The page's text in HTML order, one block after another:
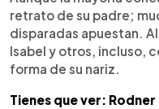
retrato de su padre;
disparadas apuestan.
Isabel y otros, incluso,
forma de su nariz.
Tienes que ver: